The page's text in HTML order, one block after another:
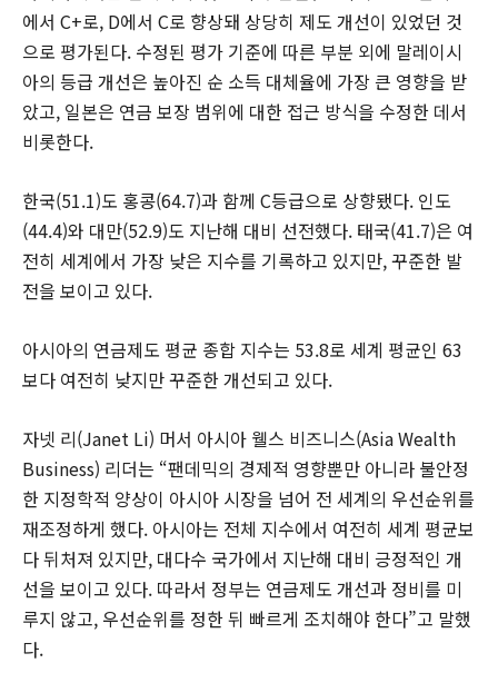
에서 C+로, D에서 C로 향상돼 상당히 제도 개선이 있었던 것
으로 평가된다. 수정된 평가 기준에 따른 부분 외에 말레이시
아의 등급 개선은 높아진 순 소득 대체율에 가장 큰 영향을 받
았고, 일본은 연금 보장 범위에 대한 접근 방식을 수정한 데서
비롯한다.
한국(51.1)도 홍콩(64.7)과 함께 C등급으로 상향됐다. 인도
(44.4)와 대만(52.9)도 지난해 대비 선전했다. 태국(41.7)은 여
전히 세계에서 가장 낮은 지수를 기록하고 있지만, 꾸준한 발
전을 보이고 있다.
아시아의 연금제도 평균 종합 지수는 53.8로 세계 평균인 63
보다 여전히 낮지만 꾸준한 개선되고 있다.
자넷 리(Janet Li) 머서 아시아 웰스 비즈니스(Asia Wealth
Business) 리더는 “팬데믹의 경제적 영향뿐만 아니라 불안정
한 지정학적 양상이 아시아 시장을 넘어 전 세계의 우선순위를
재조정하게 했다. 아시아는 전체 지수에서 여전히 세계 평균보
다 뒤처져 있지만, 대다수 국가에서 지난해 대비 긍정적인 개
선을 보이고 있다. 따라서 정부는 연금제도 개선과 정비를 미
루지 않고, 우선순위를 정한 뒤 빠르게 조치해야 한다”고 말했
다.